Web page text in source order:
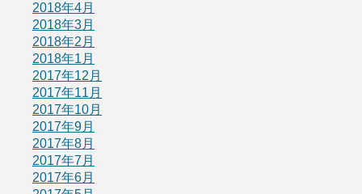
2018年4月
2018年3月
2018年2月
2018年1月
2017年12月
2017年11月
2017年10月
2017年9月
2017年8月
2017年7月
2017年6月